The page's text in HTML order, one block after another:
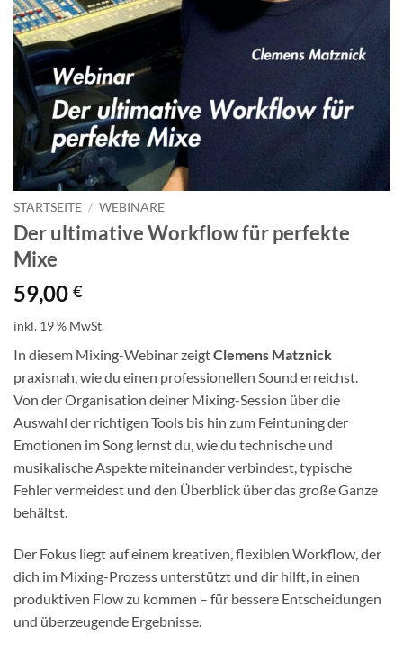
STARTSEITE / WEBINARE
Der ultimative Workflow für perfekte
Mixe
59,00 €
inkl. 19 % MwSt.
In diesem Mixing-Webinar zeigtClemens Matznick
praxisnah, wie du einen professionellen Sound erreichst.
Von der Organisation deiner Mixing-Session über die
Auswahl der richtigen Tools bis hin zum Feintuning der
Emotionen im Song lernst du, wie du technische und
musikalische Aspekte miteinander verbindest, typische
Fehler vermeidest und den Überblick über das große Ganze
behältst.
Der Fokus liegt auf einem kreativen, flexiblen Workflow, der
dich im Mixing-Prozess unterstützt und dir hilft, in einen
produktiven Flow zu kommen – für bessere Entscheidungen
und überzeugende Ergebnisse.